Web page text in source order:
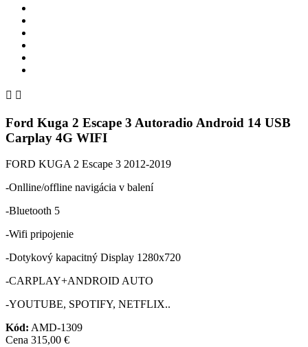
 
Ford Kuga 2 Escape 3 Autoradio Android 14 USB
Carplay 4G WIFI
FORD KUGA 2 Escape 3 2012-2019
-Onlline/offline navigácia v balení
-Bluetooth 5
-Wifi pripojenie
-Dotykový kapacitný Display 1280x720
-CARPLAY+ANDROID AUTO
-YOUTUBE, SPOTIFY, NETFLIX..
Kód: AMD-1309
Cena 315,00 €